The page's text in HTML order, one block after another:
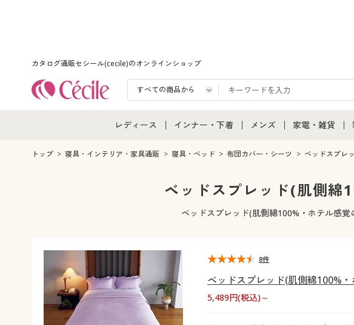
カタログ通販セシール(cecile)のオンラインショップ
レディース
レディース通販すべて
レディースファッション
インナー・下着
インナー・下着通販すべて
女性下着
メンズ下着
メンズ
メンズ通販すべて
メンズファッション
メンズ下着
家電・雑貨
家電・雑貨す
家電
キッチン・雑
トップ 寝具・インテリア・家具通販 寝具・ベッド 布団カバー・シーツ ベッドスプレ
ベッドスプレッド(肌側綿
ベッドスプレッド(肌側綿100%・ホテル感
ベッドスプレッド(肌側綿100%
5,489円(税込)～
8件